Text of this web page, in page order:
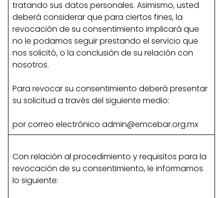
tratando sus datos personales. Asimismo, usted
deberá considerar que para ciertos fines, la
revocación de su consentimiento implicará que
no le podamos seguir prestando el servicio que
nos solicitó, o la conclusión de su relación con
nosotros.
Para revocar su consentimiento deberá presentar
su solicitud a través del siguiente medio:
por correo electrónico admin@emcebar.org.mx
Con relación al procedimiento y requisitos para la
revocación de su consentimiento, le informamos
lo siguiente: